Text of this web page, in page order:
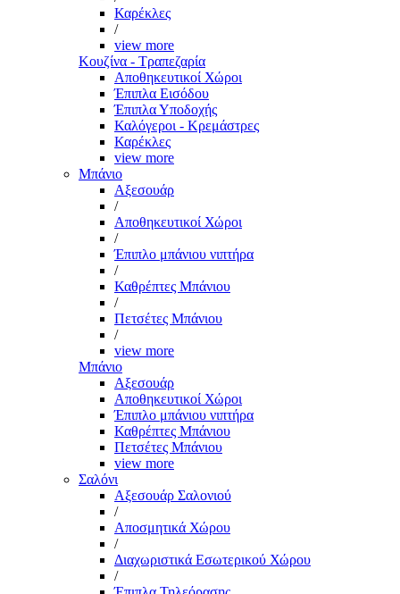
Καρέκλες
/
view more
Κουζίνα - Τραπεζαρία
Αποθηκευτικοί Χώροι
Έπιπλα Εισόδου
Έπιπλα Υποδοχής
Καλόγεροι - Κρεμάστρες
Καρέκλες
view more
Μπάνιο
Αξεσουάρ
/
Αποθηκευτικοί Χώροι
/
Έπιπλο μπάνιου νιπτήρα
/
Καθρέπτες Μπάνιου
/
Πετσέτες Μπάνιου
/
view more
Μπάνιο
Αξεσουάρ
Αποθηκευτικοί Χώροι
Έπιπλο μπάνιου νιπτήρα
Καθρέπτες Μπάνιου
Πετσέτες Μπάνιου
view more
Σαλόνι
Αξεσουάρ Σαλονιού
/
Αποσμητικά Χώρου
/
Διαχωριστικά Εσωτερικού Χώρου
/